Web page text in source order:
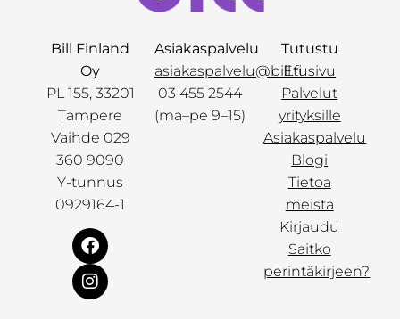
Bill Finland
Oy
PL 155, 33201
Tampere
Vaihde 029
360 9090
Y-tunnus
0929164-1
Asiakaspalvelu
asiakaspalvelu@bill.fi
03 455 2544
(ma–pe 9–15)
Tutustu
Etusivu
Palvelut
yrityksille
Asiakaspalvelu
Blogi
Tietoa
meistä
Kirjaudu
Saitko
perintäkirjeen?